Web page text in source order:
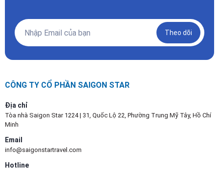
Theo dõi
CÔNG TY CỔ PHẦN SAIGON STAR
Địa chỉ
Tòa nhà Saigon Star 1224 | 31, Quốc Lộ 22, Phường Trung Mỹ Tây, Hồ Chí
Minh
Email
info@saigonstartravel.com
Hotline